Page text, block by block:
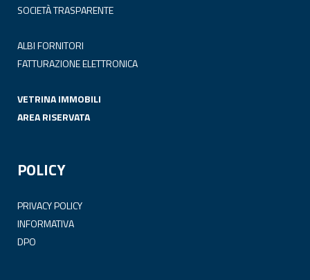
SOCIETÀ TRASPARENTE
ALBI FORNITORI
FATTURAZIONE ELETTRONICA
VETRINA IMMOBILI
AREA RISERVATA
POLICY
PRIVACY POLICY
INFORMATIVA
DPO